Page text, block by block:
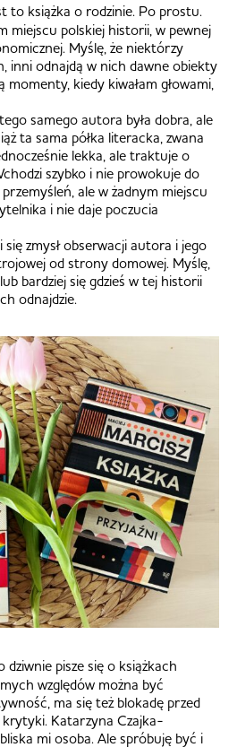
to książka o rodzinie. Po prostu.
miejscu polskiej historii, w pewnej
Myślę, że niektórzy
inni odnajdą w nich dawne obiekty
momenty, kiedy kiwałam głowami,
tego samego autora była dobra, ale
ta sama półka literacka, zwana
lekka, ale traktuje o
szybko i nie prowokuje do
ale w żadnym miejscu
i nie daje poczucia
się zmysł obserwacji autora i jego
od strony domowej. Myślę,
bardziej się gdzieś w tej historii
odnajdzie.
dziwnie pisze się o książkach
względów można być
ma się też blokadę przed
krytyki. Katarzyna Czajka-
mi osoba. Ale spróbuję być i